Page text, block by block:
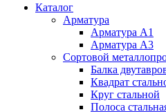
Каталог
Арматура
Арматура A1
Арматура А3
Сортовой
Балка
Квадрат
Круг стальной
Полоса